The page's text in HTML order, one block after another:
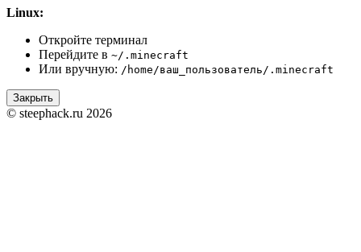
Linux:
Откройте терминал
Перейдите в ~/.minecraft
Или вручную: /home/ваш_пользователь/.minecraft
Закрыть
© steephack.ru 2026